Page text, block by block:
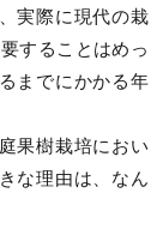
実際に現代の栽
することはめっ
までにかかる年
果樹栽培におい
な理由は、なん